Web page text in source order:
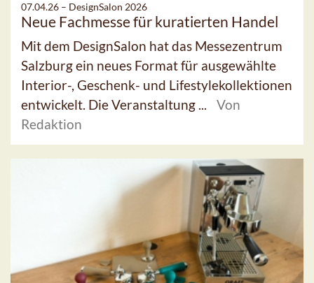
07.04.26 – DesignSalon 2026
Neue Fachmesse für kuratierten Handel
Mit dem DesignSalon hat das Messezentrum
Salzburg ein neues Format für ausgewählte
Interior-, Geschenk- und Lifestylekollektionen
entwickelt. Die Veranstaltung ...
Von
Redaktion